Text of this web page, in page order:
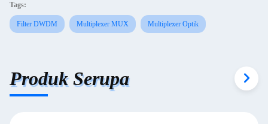
Tags:
Filter DWDM Multiplexer MUX Multiplexer Optik
Produk Serupa